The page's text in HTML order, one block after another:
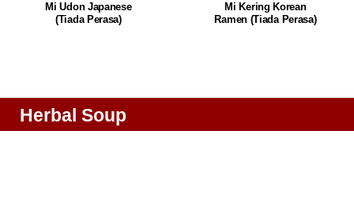
Mi Udon Japanese
(Tiada Perasa)
Mi Kering Korean
Ramen (Tiada Perasa)
Herbal Soup